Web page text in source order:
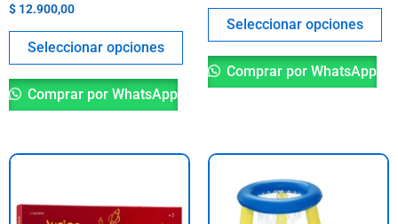
$ 12.900,00
Seleccionar opciones
página
producto
Comprar por WhatsApp
Seleccionar opciones
Comprar por WhatsApp